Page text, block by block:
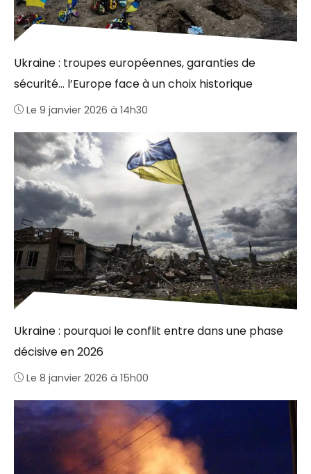
Ukraine : troupes européennes, garanties de
sécurité… l’Europe face à un choix historique
Le 9 janvier 2026 à 14h30
Ukraine : pourquoi le conflit entre dans une phase
décisive en 2026
Le 8 janvier 2026 à 15h00